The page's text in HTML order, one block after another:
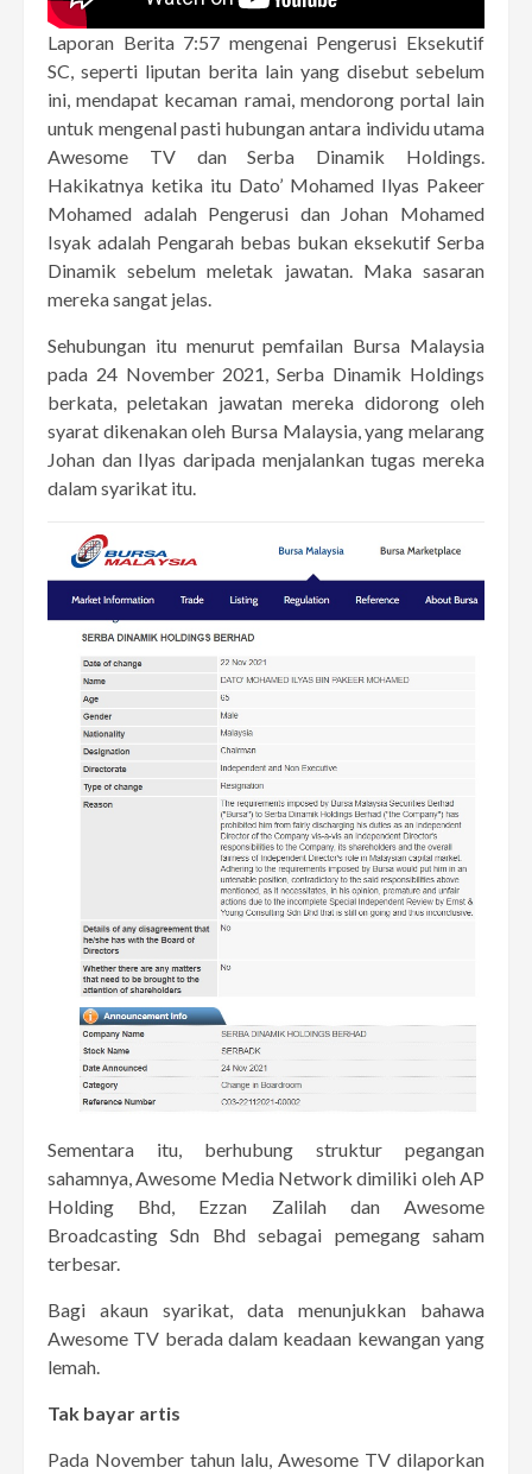
Laporan Berita 7:57 mengenai Pengerusi Eksekutif
SC, seperti liputan berita lain yang disebut sebelum
ini, mendapat kecaman ramai, mendorong portal lain
untuk mengenal pasti hubungan antara individu utama
Awesome TV dan Serba Dinamik Holdings.
Hakikatnya ketika itu Dato’ Mohamed Ilyas Pakeer
Mohamed adalah Pengerusi dan Johan Mohamed
Isyak adalah Pengarah bebas bukan eksekutif Serba
Dinamik sebelum meletak jawatan. Maka sasaran
mereka sangat jelas.
Sehubungan itu menurut pemfailan Bursa Malaysia
pada 24 November 2021, Serba Dinamik Holdings
berkata, peletakan jawatan mereka didorong oleh
syarat dikenakan oleh Bursa Malaysia, yang melarang
Johan dan Ilyas daripada menjalankan tugas mereka
dalam syarikat itu.
Sementara itu, berhubung struktur pegangan
sahamnya, Awesome Media Network dimiliki oleh AP
Holding Bhd, Ezzan Zalilah dan Awesome
Broadcasting Sdn Bhd sebagai pemegang saham
terbesar.
Bagi akaun syarikat, data menunjukkan bahawa
Awesome TV berada dalam keadaan kewangan yang
lemah.
Tak bayar artis
Pada November tahun lalu, Awesome TV dilaporkan